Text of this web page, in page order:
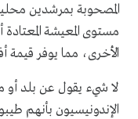
المصحوبة بمرشدين
مستوى المعيشة
الأخرى، مما يوفر قيمة
لا شيء يقول عن بلد أو
الإندونيسيون بأنهم